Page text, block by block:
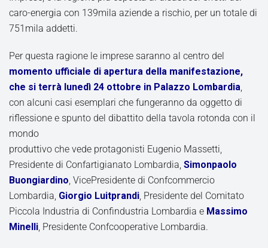
caro-energia con 139mila aziende a rischio, per un totale di
751mila addetti.
Per questa ragione le imprese saranno al centro del
momento ufficiale di apertura della manifestazione,
che si terrà lunedì 24 ottobre in Palazzo Lombardia,
con alcuni casi esemplari che fungeranno da oggetto di
riflessione e spunto del dibattito della tavola rotonda con il
mondo
produttivo che vede protagonisti Eugenio Massetti,
Presidente di Confartigianato Lombardia, Simonpaolo
Buongiardino, VicePresidente di Confcommercio
Lombardia, Giorgio Luitprandi, Presidente del Comitato
Piccola Industria di Confindustria Lombardia e Massimo
Minelli, Presidente Confcooperative Lombardia.